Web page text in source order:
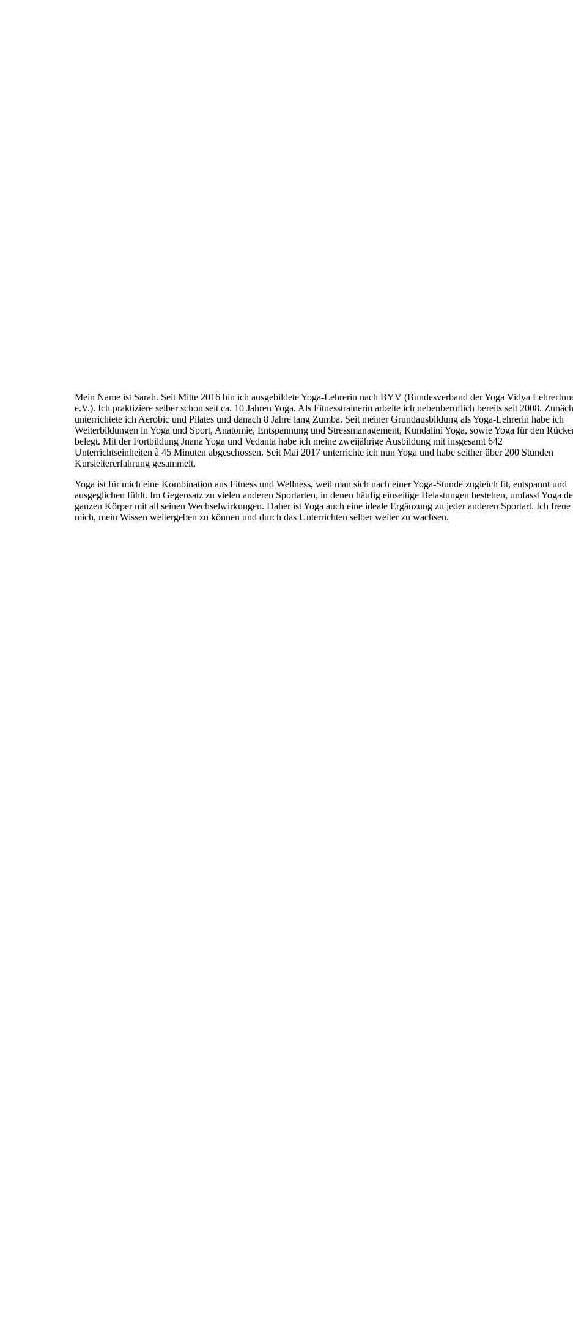
Mein Name ist Sarah. Seit Mitte 2016 bin ich ausgebildete Yoga-Lehrerin nach BYV (Bundesverband der Yoga Vidya
e.V.). Ich praktiziere selber schon seit ca. 10 Jahren Yoga. Als Fitnesstrainerin arbeite ich nebenberuflich bereits seit 2008.
unterrichtete ich Aerobic und Pilates und danach 8 Jahre lang Zumba. Seit meiner Grundausbildung als Yoga-Lehrerin habe ich
Weiterbildungen in Yoga und Sport, Anatomie, Entspannung und Stressmanagement, Kundalini Yoga, sowie Yoga für den
belegt. Mit der Fortbildung Jnana Yoga und Vedanta habe ich meine zweijährige Ausbildung mit insgesamt 642
Unterrichtseinheiten à 45 Minuten abgeschossen. Seit Mai 2017 unterrichte ich nun Yoga und habe seither über 200 Stunden
Kursleitererfahrung gesammelt.
Yoga ist für mich eine Kombination aus Fitness und Wellness, weil man sich nach einer Yoga-Stunde zugleich fit, entspannt und
ausgeglichen fühlt. Im Gegensatz zu vielen anderen Sportarten, in denen häufig einseitige Belastungen bestehen, umfasst Yoga
ganzen Körper mit all seinen Wechselwirkungen. Daher ist Yoga auch eine ideale Ergänzung zu jeder anderen Sportart. Ich freue
mich, mein Wissen weitergeben zu können und durch das Unterrichten selber weiter zu wachsen.